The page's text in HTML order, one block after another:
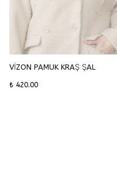
VİZON PAMUK KRAŞ ŞAL
₺ 420.00